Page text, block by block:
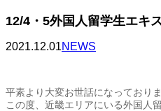
12/4・5外国人留学生エキ
2021.12.01NEWS
平素より大変お世話になっておりま
この度、近畿エリアにいる外国人